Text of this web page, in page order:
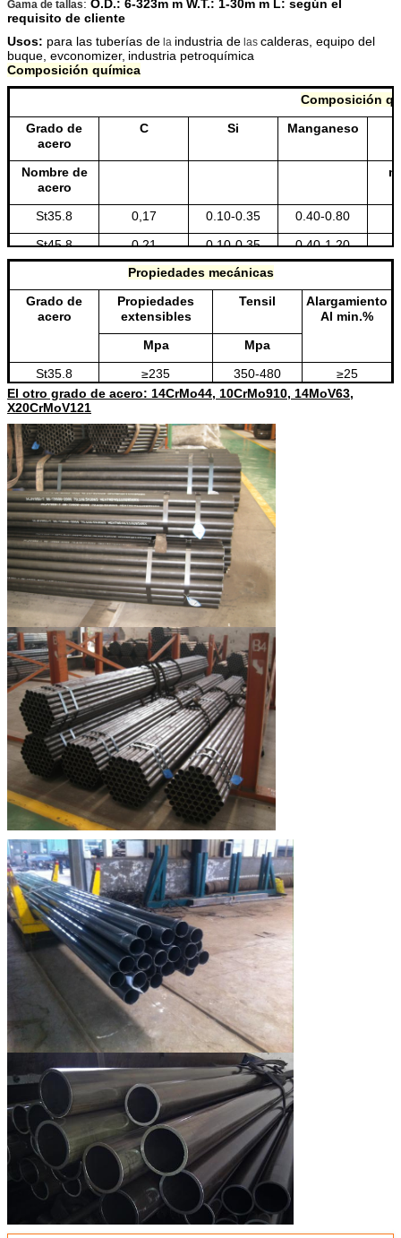
Gama de tallas: O.D.: 6-323m m W.T.: 1-30m m L: según el
requisito de cliente
Usos: para las tuberías de la industria de las calderas, equipo del
buque, evconomizer, industria petroquímica
Composición química
Composición
Grado de
acero
C Si Manganeso
Nombre de
acero
St35.8 0,17 0.10-0.35 0.40-0.80
St45.8
0,21 0.10-0.35 0.40-1.20
0.12-0.20 0.10-0.35
Nota: El grado de acero especial está también
Propiedades mecánicas
Grado de
acero
Propiedades
extensibles
Tensil
Alargamiento
Al min.%
Mpa
Mpa
St35.8
≥235 350-480
≥25
St45.8
≥255 410-530
≥21
15Mo3
≥270 460-600
El otro grado de acero: 14CrMo44, 10CrMo910, 14MoV63,
X20CrMoV121